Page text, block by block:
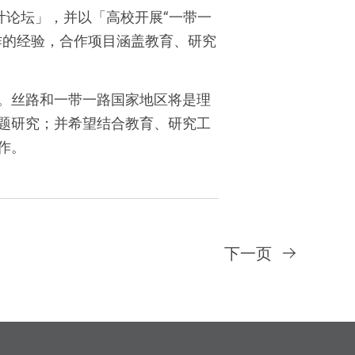
坛」，并以「高校开展“一带一
经验，合作项目涵盖教育、研究
丝路和一带一路国家地区将是理
研究；并希望结合教育、研究工
下一页